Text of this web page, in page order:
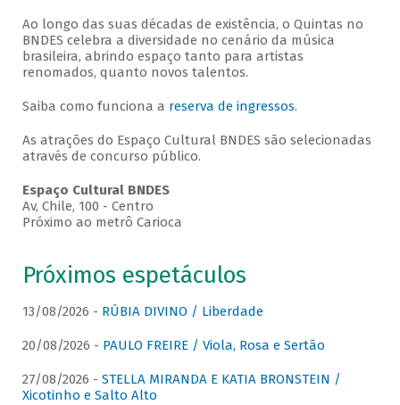
Ao longo das suas décadas de existência, o Quintas no
BNDES celebra a diversidade no cenário da música
brasileira, abrindo espaço tanto para artistas
renomados, quanto novos talentos.
Saiba como funciona a reserva de ingressos.
As atrações do Espaço Cultural BNDES são selecionadas
através de concurso público.
Espaço Cultural BNDES
Av, Chile, 100 - Centro
Próximo ao metrô Carioca
Próximos espetáculos
13/08/2026 - RÚBIA DIVINO / Liberdade
20/08/2026 - PAULO FREIRE / Viola, Rosa e Sertão
27/08/2026 - STELLA MIRANDA E KATIA BRONSTEIN /
Xicotinho e Salto Alto